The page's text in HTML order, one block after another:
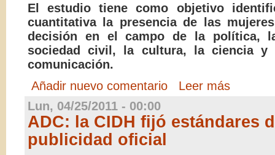
El estudio tiene como objetivo
cuantitativa la presencia de las
decisión en el campo de la política,
sociedad civil, la cultura, la ciencia y
comunicación.
Añadir nuevo comentario
Leer más
Lun, 04/25/2011 - 00:00
ADC: la CIDH fijó estándares
publicidad oficial